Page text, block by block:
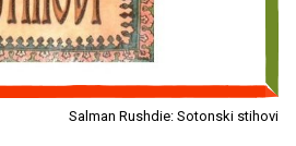
Salman Rushdie: Sotonski stihovi